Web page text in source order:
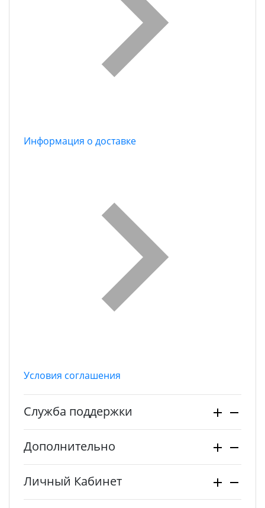
Информация о доставке
Условия соглашения
Служба поддержки
Дополнительно
Личный Кабинет